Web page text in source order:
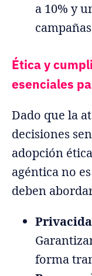
a 10% y
Ética y
esenciales
Dado que la
decisiones
adopción
agéntica no
deben
forma